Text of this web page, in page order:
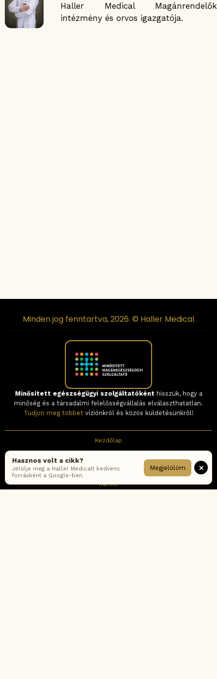
×
Hasznos volt a cikk?
Jelölje meg a Haller Medicalt kedvenc
forrásként a Google-ben.
Megjelölöm
Haller Medical Magánrendelők
intézmény és orvos igazgatója.
Minden jog fenntartva, 2026. © Haller Medical
Minősített egészségügyi szolgáltatóként hisszük, hogy a
minőség és a társadalmi felelősségvállalás elválaszthatatlan.
Tudjon meg többetvíziónkról és közös küldetésünkről!
Kezdőlap
Elérhetőség
Karrier